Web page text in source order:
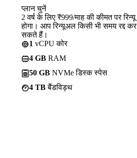
प्लान चुनें
2 वर्ष के लिए ₹999/माह की कीमत पर रिन्यू
होगा। आप रिन्यूअल किसी भी समय रद्द कर
सकते हैं।
1 vCPU कोर
4 GB RAM
50 GB NVMe डिस्क स्पेस
4 TBबैंडविड्थ